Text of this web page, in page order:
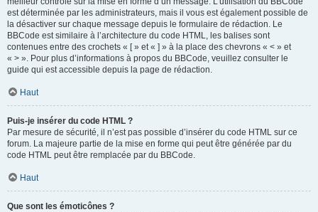
est déterminée par les administrateurs, mais il vous est également possible de
la désactiver sur chaque message depuis le formulaire de rédaction. Le
BBCode est similaire à l’architecture du code HTML, les balises sont
contenues entre des crochets « [ » et « ] » à la place des chevrons « < » et
« > ». Pour plus d’informations à propos du BBCode, veuillez consulter le
guide qui est accessible depuis la page de rédaction.
Haut
Puis-je insérer du code HTML ?
Par mesure de sécurité, il n’est pas possible d’insérer du code HTML sur ce
forum. La majeure partie de la mise en forme qui peut être générée par du
code HTML peut être remplacée par du BBCode.
Haut
Que sont les émoticônes ?